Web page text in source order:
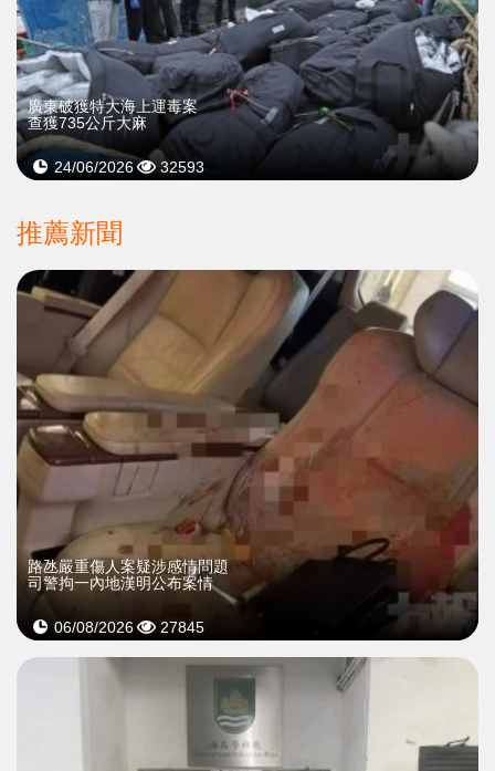
廣東破獲特大海上運毒案
查獲735公斤大麻
24/06/2026 32593
推薦新聞
​路氹嚴重傷人案疑涉感情問題
司警拘一內地漢明公布案情
06/08/2026 27845